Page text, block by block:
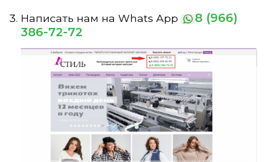
Написать нам на Whats App
8 (966)
386-72-72